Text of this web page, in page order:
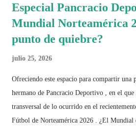
Especial Pancracio
Mundial Norteamérica
punto de quiebre?
julio 25, 2026
Ofreciendo este espacio para compartir una
hermano de Pancracio Deportivo , en el que
transversal de lo ocurrido en el
Fútbol de Norteamérica 2026 . ¿El Mundial